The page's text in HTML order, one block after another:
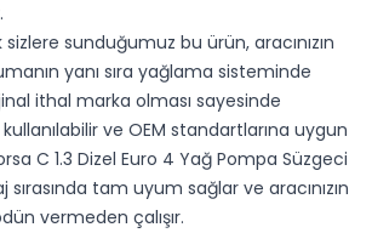
sunduğumuz bu ürün, aracınızın
yanı sıra yağlama sisteminde
ithal marka olması sayesinde
ve OEM standartlarına uygun
C 1.3 Dizel Euro 4 Yağ Pompa Süzgeci
sırasında tam uyum sağlar ve aracınızın
vermeden çalışır.